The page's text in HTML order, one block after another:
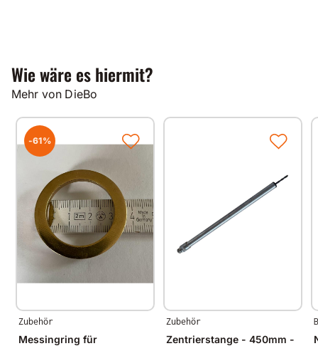
Wie wäre es hiermit?
Mehr von DieBo
-61%
Zubehör
Messingring für
Zubehör
Zentrierstange - 450mm -